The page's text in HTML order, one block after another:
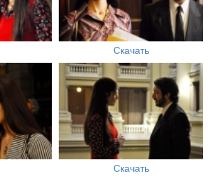
Скачать
Скачать